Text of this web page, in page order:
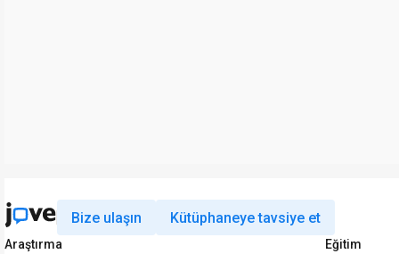
Bize ulaşın Kütüphaneye tavsiye et
Araştırma
Eğitim